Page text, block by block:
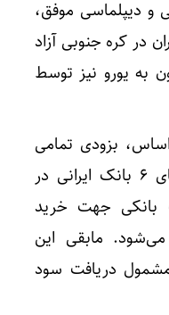
و دیپلماسی موفق،
در کره جنوبی آزاد
به یورو نیز توسط
بزودی تمامی
این منابع یورویی به حساب‌های ۶ بانک ایرانی در
بانکی جهت خرید
می‌شود. مابقی این
دریافت سود